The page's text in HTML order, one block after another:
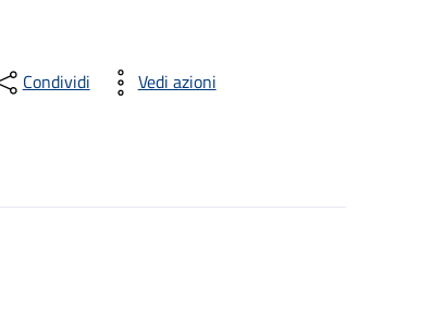
Condividi Vedi azioni